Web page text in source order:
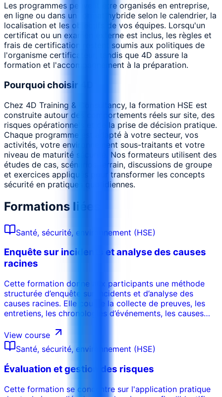
Les programmes peuvent être organisés en entreprise,
en ligne ou dans un format hybride selon le calendrier, la
localisation et les objectifs de vos équipes. Lorsqu'un
certificat ou un examen externe est inclus, les règles et
frais de certification restent soumis aux politiques de
l'organisme certificateur, tandis que 4D assure la
formation et l'accompagnement à la préparation.
Pourquoi choisir 4D
Chez 4D Training & Consultancy, la formation HSE est
construite autour des comportements réels sur site, des
risques opérationnels et de la prise de décision pratique.
Chaque programme est adapté à votre secteur, vos
activités, votre environnement sous-traitants et votre
niveau de maturité sécurité. Nos formateurs utilisent des
études de cas, scénarios terrain, discussions de groupe
et exercices appliqués pour transformer les concepts
sécurité en pratiques quotidiennes.
Formations liées
Santé, sécurité, environnement (HSE)
Enquête sur incidents et analyse des causes
racines
Cette formation donne aux participants une méthode
structurée d’enquête sur incidents et d’analyse des
causes racines. Elle couvre la collecte de preuves, les
entretiens, les chronologies d’événements, les causes
qualité des rapports et les systèmes d’apprentissage
permettant d’éviter la récurrence.
View course
Santé, sécurité, environnement (HSE)
Évaluation et gestion des risques
Cette formation se concentre sur l'application pratique